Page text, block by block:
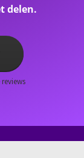
delen.